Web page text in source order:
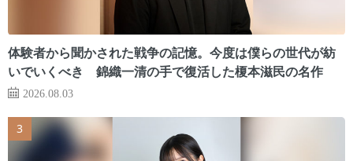
体験者から聞かされた戦争の記憶。今度は僕らの世代が紡
いでいくべき 錦織一清の手で復活した榎本滋民の名作
2026.08.03